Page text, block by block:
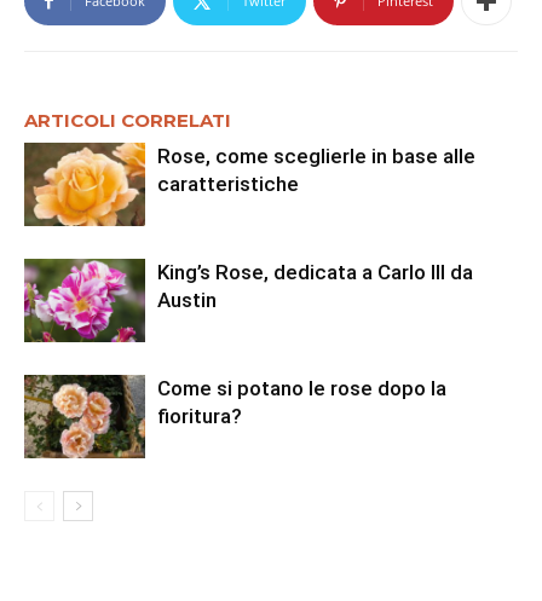
ARTICOLI CORRELATI
Rose, come sceglierle in base alle
caratteristiche
King’s Rose, dedicata a Carlo III da
Austin
Come si potano le rose dopo la
fioritura?